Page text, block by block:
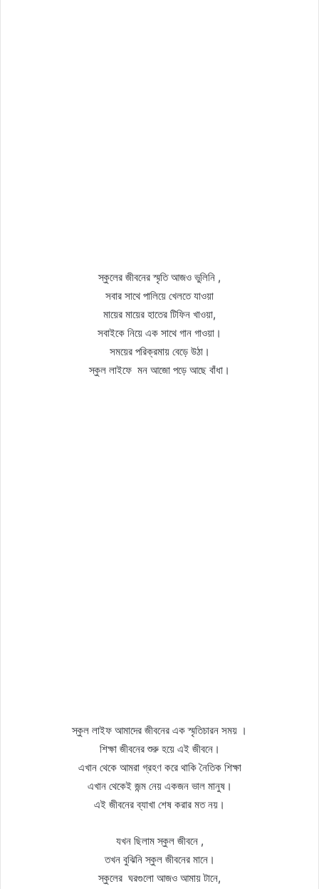
স্কুলের জীবনের স্মৃতি আজও ভুলিনি ,
সবার সাথে পালিয়ে খেলতে যাওয়া
মায়ের মায়ের হাতের টিফিন খাওয়া,
সবাইকে নিয়ে এক সাথে গান গাওয়া।
সময়ের পরিক্রমায় বেড়ে উঠা।
স্কুল লাইফে মন আজো পড়ে আছে বাঁধা।
স্কুল লাইফ আমাদের জীবনের এক স্মৃতিচারন সময় ।
শিক্ষা জীবনের শুরু হয়ে এই জীবনে।
এখান থেকে আমরা গ্রহণ করে থাকি নৈতিক শিক্ষা
এখান থেকেই জন্ম নেয় একজন ভাল মানুষ।
এই জীবনের ব্যাখা শেষ করার মত নয়।
যখন ছিলাম স্কুল জীবনে ,
তখন বুঝিনি স্কুল জীবনের মানে।
স্কুলের ঘরগুলো আজও আমায় টানে,